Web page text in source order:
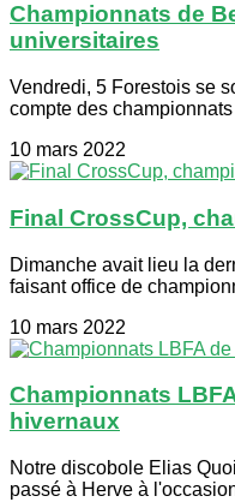
Championnats de
universitaires
Vendredi, 5 Forestois se
compte des
10 mars 2022
Final CrossCup,
Dimanche avait lieu la
faisant office de
10 mars 2022
Championnats
hivernaux
Notre discobole Elias
passé à Herve à